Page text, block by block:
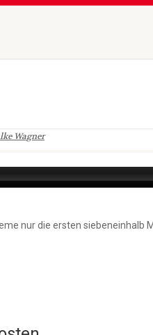
Wagner
nur die ersten siebeneinhalb